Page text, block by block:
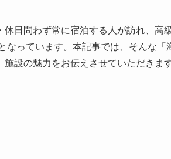
日問わず常に宿泊する人が訪れ、高
なっています。本記事では、そんな「
設の魅力をお伝えさせていただきます